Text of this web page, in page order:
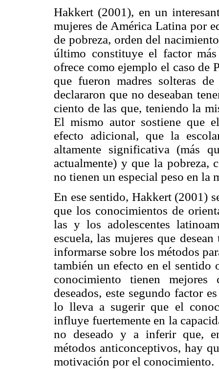
Hakkert (2001), en un
mujeres de América Latina por
de pobreza, orden del
último constituye el factor
ofrece como ejemplo el caso de
que fueron madres solteras
declararon que no deseaban
ciento de las que, teniendo la
El mismo autor sostiene que
efecto adicional, que la
altamente significativa (más
actualmente) y que la pobreza,
no tienen un especial peso en la
En ese sentido, Hakkert (2001)
que los conocimientos de
las y los adolescentes
escuela, las mujeres que
informarse sobre los métodos
también un efecto en el sentido
conocimiento tienen mejores
deseados, este segundo factor
lo lleva a sugerir que el
influye fuertemente en la
no deseado y a inferir que,
métodos anticonceptivos, hay
motivación por el conocimiento.